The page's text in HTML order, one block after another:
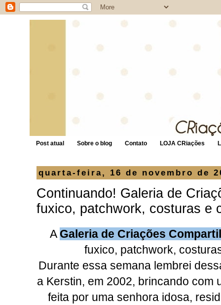
Post atual Sobre o blog Contato LOJA CRiações
quarta-feira, 16 de novembro de
Continuando! Galeria de
fuxico, patchwork, costuras e
A Galeria de Criações
fuxico, patchwork,
Durante essa semana lembrei
a Kerstin, em 2002, brincando com
feita por uma senhora idosa,